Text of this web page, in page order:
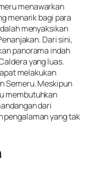
menawarkan
menarik bagi para
menyaksikan
Dari sini,
panorama indah
yang luas.
melakukan
Semeru. Meskipun
membutuhkan
dari
pengalaman yang tak